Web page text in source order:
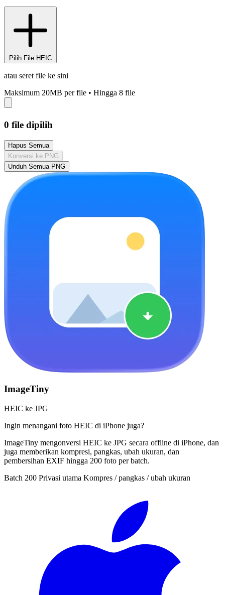
Pilih File HEIC
atau seret file ke sini
Maksimum 20MB per file • Hingga 8 file
0 file dipilih
Hapus Semua
Konversi ke PNG
Unduh Semua PNG
ImageTiny
HEIC ke JPG
Ingin menangani foto HEIC di iPhone juga?
ImageTiny mengonversi HEIC ke JPG secara offline di iPhone, dan
juga memberikan kompresi, pangkas, ubah ukuran, dan
pembersihan EXIF hingga 200 foto per batch.
Batch 200 Privasi utama Kompres / pangkas / ubah ukuran